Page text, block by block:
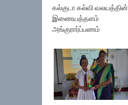
கல்குடா கல்வி வலயத்தின்
இணையத்தளம்
அங்குரார்ப்பணம்